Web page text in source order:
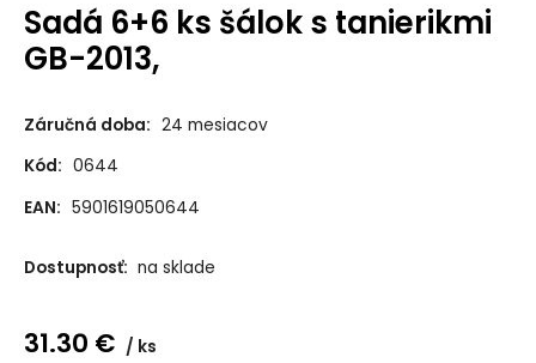
Sadá 6+6 ks šálok s tanierikmi
GB-2013,
Záručná doba: 24 mesiacov
Kód: 0644
EAN: 5901619050644
Dostupnosť: na sklade
31.30 € ks